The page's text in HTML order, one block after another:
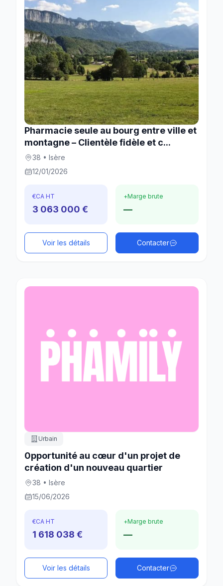
Pharmacie seule au bourg entre ville et
montagne – Clientèle fidèle et c...
38 • Isère
12/01/2026
€CA HT
3 063 000 €
+Marge brute
—
Voir les détails Contacter
Urbain
0pportunité au cœur d'un projet de
création d'un nouveau quartier
38 • Isère
15/06/2026
€CA HT
1 618 038 €
+Marge brute
—
Voir les détails Contacter